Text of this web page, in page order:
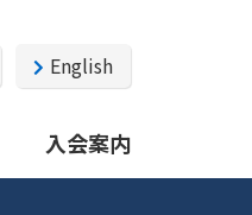
English
入会案内